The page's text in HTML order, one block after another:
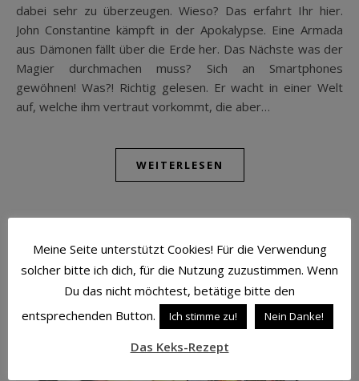
dabei sehr zu überzeugen. Wieso? Das erfahrt Ihr hier.
John Constantine kämpft in der Apokalypse. Eine Armada
aus Dämonen fällt über die Erde her. Das Nächste was der
Magier durchmachen muss? Sich an Smartphones
gewöhnen! Was?! Richtig gelesen. Er wacht in einer Welt
auf, welche ihm vertraut vorkommt, die aber…
WEITERLESEN
Meine Seite unterstützt Cookies! Für die Verwendung
solcher bitte ich dich, für die Nutzung zuzustimmen. Wenn
Du das nicht möchtest, betätige bitte den
entsprechenden Button.
Ich stimme zu! Nein Danke!
Das Keks-Rezept